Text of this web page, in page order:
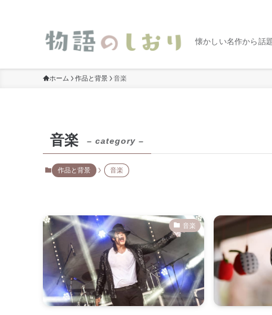
懐かしい名作から話
ホーム 作品と背景 音楽
音楽 – category –
作品と背景 音楽
音楽